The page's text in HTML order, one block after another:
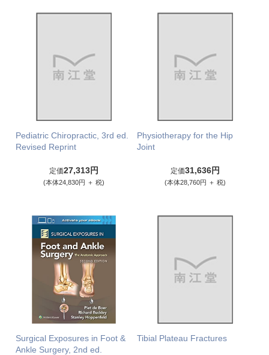
Pediatric Chiropractic, 3rd ed.
Revised Reprint
定価27,313円
(本体24,830円 ＋ 税)
Physiotherapy for the Hip
Joint
定価31,636円
(本体28,760円 ＋ 税)
Surgical Exposures in Foot &
Ankle Surgery, 2nd ed.
Tibial Plateau Fractures